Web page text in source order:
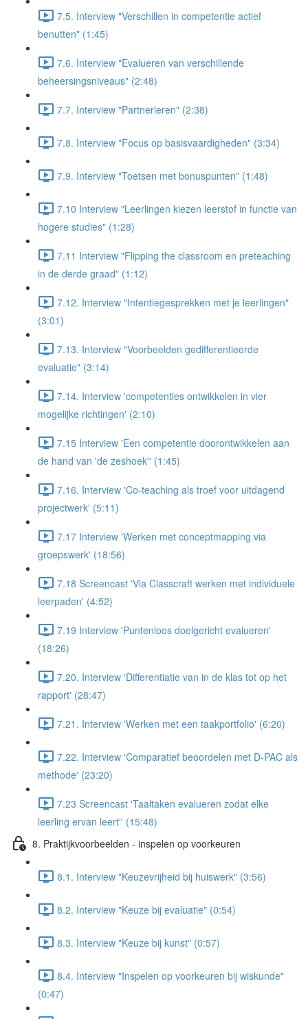
7.5. Interview "Verschillen in competentie actief
benutten" (1:45)
7.6. Interview "Evalueren van verschillende
beheersingsniveaus" (2:48)
7.7. Interview "Partnerleren" (2:38)
7.8. Interview "Focus op basisvaardigheden" (3:34)
7.9. Interview "Toetsen met bonuspunten" (1:48)
7.10 Interview "Leerlingen kiezen leerstof in functie van
hogere studies" (1:28)
7.11 Interview "Flipping the classroom en preteaching
in de derde graad" (1:12)
7.12. Interview "Intentiegesprekken met je leerlingen"
(3:01)
7.13. Interview "Voorbeelden gedifferentieerde
evaluatie" (3:14)
7.14. Interview 'competenties ontwikkelen in vier
mogelijke richtingen' (2:10)
7.15 Interview 'Een competentie doorontwikkelen aan
de hand van 'de zeshoek'' (1:45)
7.16. Interview 'Co-teaching als troef voor uitdagend
projectwerk' (5:11)
7.17 Interview 'Werken met conceptmapping via
groepswerk' (18:56)
7.18 Screencast 'Via Classcraft werken met individuele
leerpaden' (4:52)
7.19 Interview 'Puntenloos doelgericht evalueren'
(18:26)
7.20. Interview 'Differentiatie van in de klas tot op het
rapport' (28:47)
7.21. Interview 'Werken met een taakportfolio' (6:20)
7.22. Interview 'Comparatief beoordelen met D-PAC als
methode' (23:20)
7.23 Screencast 'Taaltaken evalueren zodat elke
leerling ervan leert'' (15:48)
8. Praktijkvoorbeelden - inspelen op voorkeuren
8.1. Interview "Keuzevrijheid bij huiswerk" (3:56)
8.2. Interview "Keuze bij evaluatie" (0:54)
8.3. Interview "Keuze bij kunst" (0:57)
8.4. Interview "Inspelen op voorkeuren bij wiskunde"
(0:47)